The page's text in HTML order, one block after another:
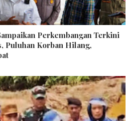
Perkembangan Terkini
Puluhan Korban Hilang,